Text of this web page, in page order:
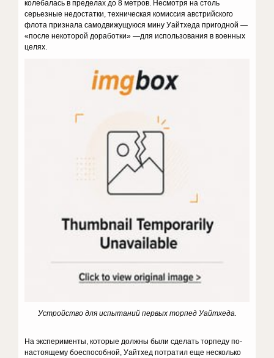
колебалась в пределах до 8 метров. Несмотря на столь
серьезные недостатки, техническая комиссия австрийского
флота признала самодвижущуюся мину Уайтхеда пригодной —
«после некоторой доработки» —для использования в военных
целях.
Устройство для испытаний первых торпед Уайтхеда.
На эксперименты, которые должны были сделать торпеду по-
настоящему боеспособной, Уайтхед потратил еще несколько